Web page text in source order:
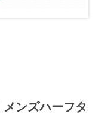
ンズハーフタ